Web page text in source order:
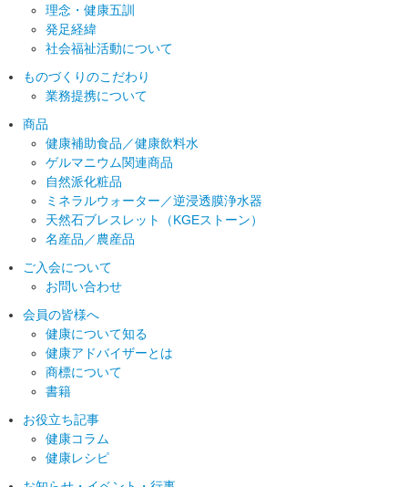
理念・健康五訓
発足経緯
社会福祉活動について
ものづくりのこだわり
業務提携について
商品
健康補助食品／健康飲料水
ゲルマニウム関連商品
自然派化粧品
ミネラルウォーター／逆浸透膜浄水器
天然石ブレスレット（KGEストーン）
名産品／農産品
ご入会について
お問い合わせ
会員の皆様へ
健康について知る
健康アドバイザーとは
商標について
書籍
お役立ち記事
健康コラム
健康レシピ